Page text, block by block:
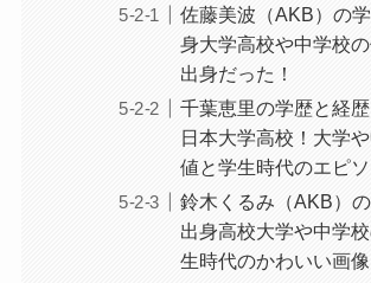
佐藤美波（AKB）の
身大学高校や中学校
出身だった！
千葉恵里の学歴と経
日本大学高校！大学
値と学生時代のエピ
鈴木くるみ（AKB）
出身高校大学や中学
生時代のかわいい画像